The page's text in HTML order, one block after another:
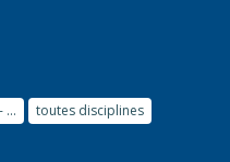
...
toutes disciplines